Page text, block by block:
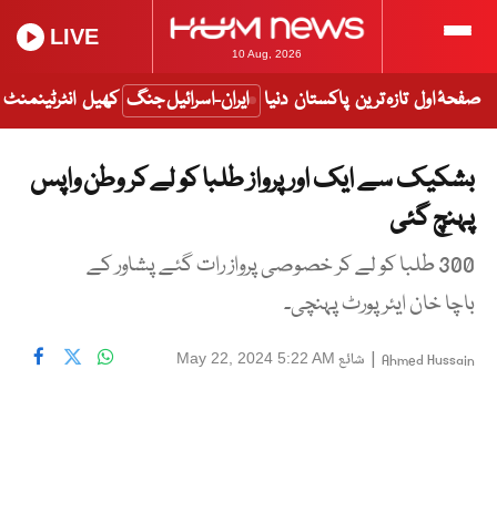
10 Aug, 2026
LIVE
صفحۂ اول تازہ ترین پاکستان دنیا ایران-اسرائیل جنگ کھیل انٹرٹینمنٹ
بشکیک سے ایک اور پرواز طلبا کو لے کر وطن واپس
پہنچ گئی
300 طلبا کو لے کر خصوصی پرواز رات گئے پشاور کے
باچا خان ایئرپورٹ پہنچی۔
Ahmed Hussain
| شائع May 22, 2024 5:22 AM